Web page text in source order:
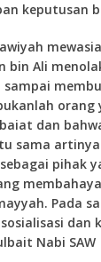
keputusan
bin Ali
orang
dan
sama
pihak
Pada
dan
Nabi SAW